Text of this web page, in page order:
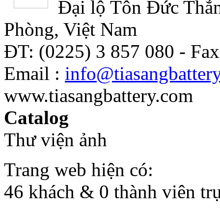
Đại lộ Tôn Đức
Phòng, Việt Nam
ĐT: (0225) 3 857 080 -
Email :
www.tiasangbattery.com
Catalog
Thư viện ảnh
Trang web hiện có:
46 khách & 0 thành viên